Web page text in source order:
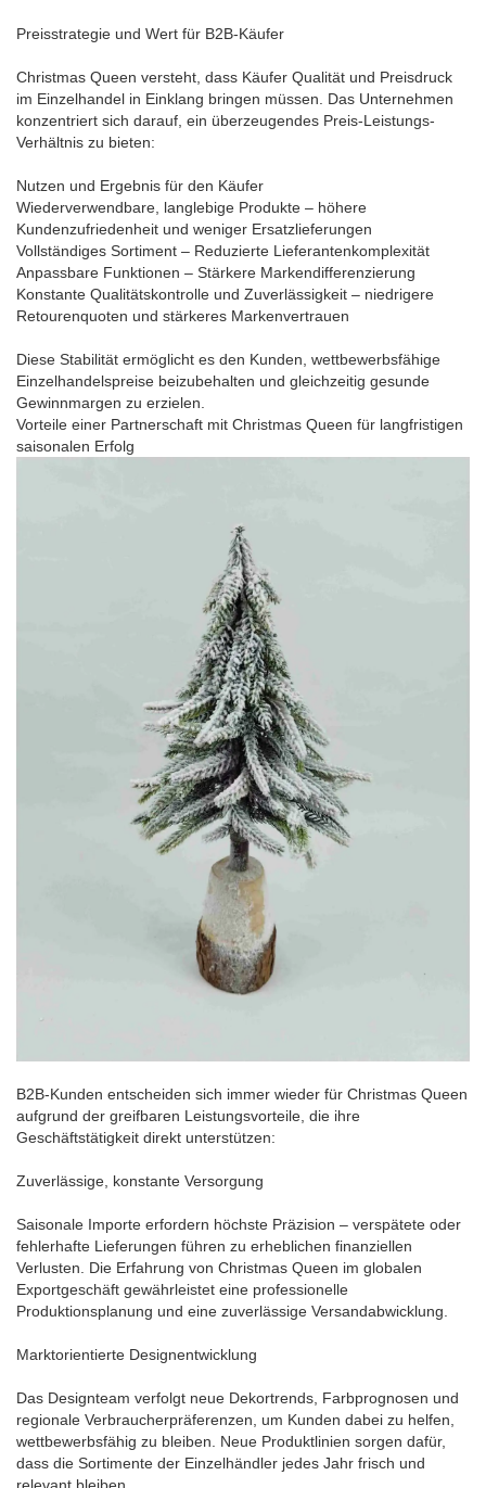
Preisstrategie und Wert für B2B-Käufer
Christmas Queen versteht, dass Käufer Qualität und Preisdruck
im Einzelhandel in Einklang bringen müssen. Das Unternehmen
konzentriert sich darauf, ein überzeugendes Preis-Leistungs-
Verhältnis zu bieten:
Nutzen und Ergebnis für den Käufer
Wiederverwendbare, langlebige Produkte – höhere
Kundenzufriedenheit und weniger Ersatzlieferungen
Vollständiges Sortiment – ​​Reduzierte Lieferantenkomplexität
Anpassbare Funktionen – Stärkere Markendifferenzierung
Konstante Qualitätskontrolle und Zuverlässigkeit – niedrigere
Retourenquoten und stärkeres Markenvertrauen
Diese Stabilität ermöglicht es den Kunden, wettbewerbsfähige
Einzelhandelspreise beizubehalten und gleichzeitig gesunde
Gewinnmargen zu erzielen.
Vorteile einer Partnerschaft mit Christmas Queen für langfristigen
saisonalen Erfolg
B2B-Kunden entscheiden sich immer wieder für Christmas Queen
aufgrund der greifbaren Leistungsvorteile, die ihre
Geschäftstätigkeit direkt unterstützen:
Zuverlässige, konstante Versorgung
Saisonale Importe erfordern höchste Präzision – verspätete oder
fehlerhafte Lieferungen führen zu erheblichen finanziellen
Verlusten. Die Erfahrung von Christmas Queen im globalen
Exportgeschäft gewährleistet eine professionelle
Produktionsplanung und eine zuverlässige Versandabwicklung.
Marktorientierte Designentwicklung
Das Designteam verfolgt neue Dekortrends, Farbprognosen und
regionale Verbraucherpräferenzen, um Kunden dabei zu helfen,
wettbewerbsfähig zu bleiben. Neue Produktlinien sorgen dafür,
dass die Sortimente der Einzelhändler jedes Jahr frisch und